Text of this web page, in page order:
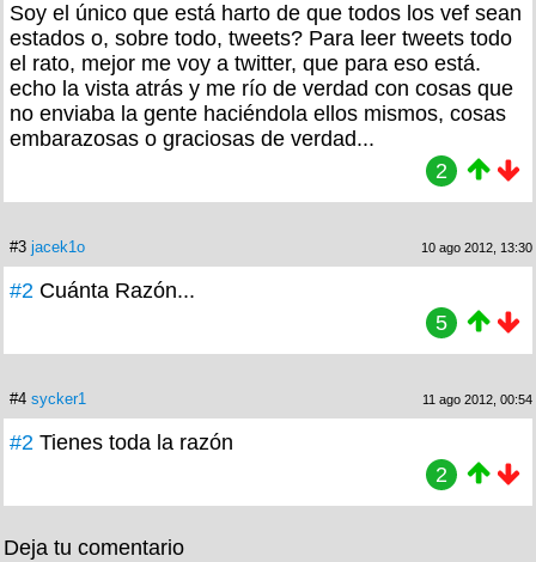
Soy el único que está harto de que todos los vef sean
estados o, sobre todo, tweets? Para leer tweets todo
el rato, mejor me voy a twitter, que para eso está.
echo la vista atrás y me río de verdad con cosas que
no enviaba la gente haciéndola ellos mismos, cosas
embarazosas o graciosas de verdad...
2
#3 jacek1o 10 ago 2012, 13:30
#2 Cuánta Razón...
5
#4 sycker1 11 ago 2012, 00:54
#2 Tienes toda la razón
2
Deja tu comentario